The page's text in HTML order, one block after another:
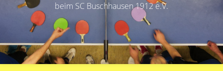
beim SC Buschhausen 1912 e.V.